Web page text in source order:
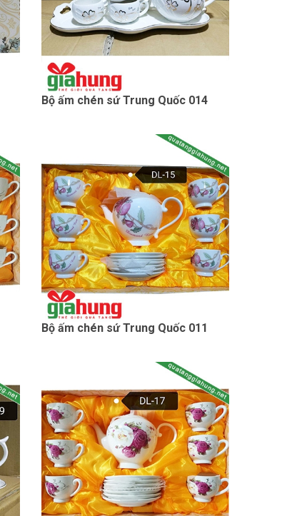
Bộ ấm chén sứ Trung Quốc 014
Bộ ấm chén sứ Trung Quốc 011